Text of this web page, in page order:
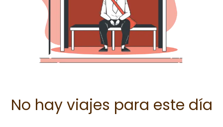
No hay viajes para este día